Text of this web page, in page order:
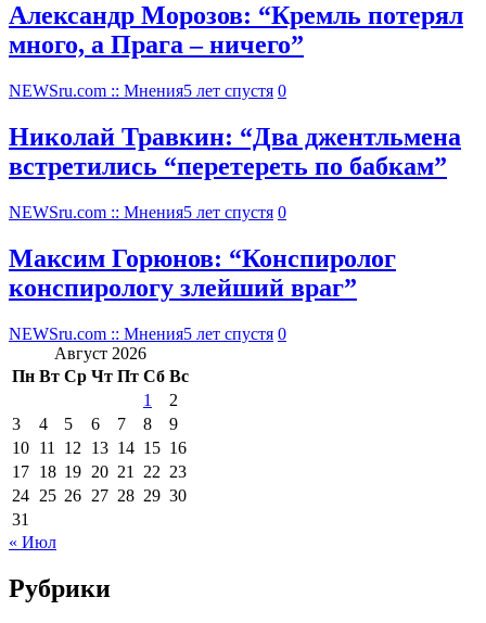
Александр Морозов: “Кремль потерял
много, а Прага – ничего”
NEWSru.com :: Мнения5 лет спустя 0
Николай Травкин: “Два джентльмена
встретились “перетереть по бабкам”
NEWSru.com :: Мнения5 лет спустя 0
Максим Горюнов: “Конспиролог
конспирологу злейший враг”
NEWSru.com :: Мнения5 лет спустя 0
Август 2026
Пн Вт Ср Чт Пт Сб Вс
1
2
3
4 5 6 7 8
9
10 11 12 13 14 15 16
17 18 19 20 21 22 23
24 25 26 27 28 29 30
31
« Июл
Рубрики